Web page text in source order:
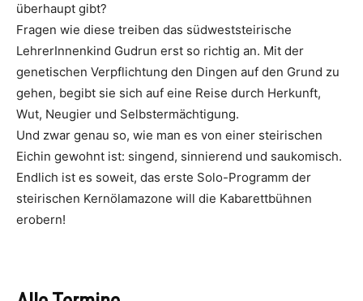
überhaupt gibt?
Fragen wie diese treiben das südweststeirische
LehrerInnenkind Gudrun erst so richtig an. Mit der
genetischen Verpflichtung den Dingen auf den Grund zu
gehen, begibt sie sich auf eine Reise durch Herkunft,
Wut, Neugier und Selbstermächtigung.
Und zwar genau so, wie man es von einer steirischen
Eichin gewohnt ist: singend, sinnierend und saukomisch.
Endlich ist es soweit, das erste Solo-Programm der
steirischen Kernölamazone will die Kabarettbühnen
erobern!